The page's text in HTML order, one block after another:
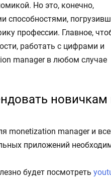
Но это, конечно,
способностями,
профессии. Главное,
работать с цифрами и
manager в любом случае
новичкам
monetization manager и
приложений
будет посмотреть